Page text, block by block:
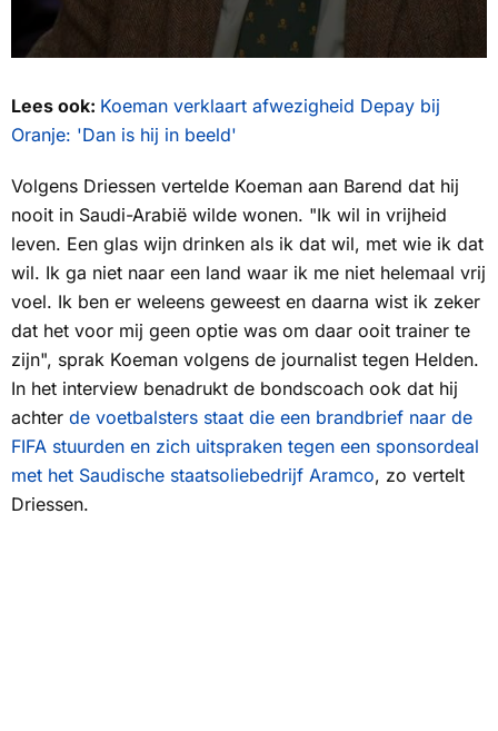
Lees ook: Koeman verklaart afwezigheid Depay bij
Oranje: 'Dan is hij in beeld'
Volgens Driessen vertelde Koeman aan Barend dat hij
nooit in Saudi-Arabië wilde wonen. "Ik wil in vrijheid
leven. Een glas wijn drinken als ik dat wil, met wie ik dat
wil. Ik ga niet naar een land waar ik me niet helemaal vrij
voel. Ik ben er weleens geweest en daarna wist ik zeker
dat het voor mij geen optie was om daar ooit trainer te
zijn", sprak Koeman volgens de journalist tegen Helden.
In het interview benadrukt de bondscoach ook dat hij
achter de voetbalsters staat die een brandbrief naar de
FIFA stuurden en zich uitspraken tegen een sponsordeal
met het Saudische staatsoliebedrijf Aramco, zo vertelt
Driessen.